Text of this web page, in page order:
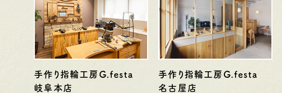
手作り指輪工房G.festa
岐阜本店
手作り指輪工房G.festa
名古屋店